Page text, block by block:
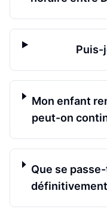
Puis-
Mon enfant
peut-on
Que se
définitivement